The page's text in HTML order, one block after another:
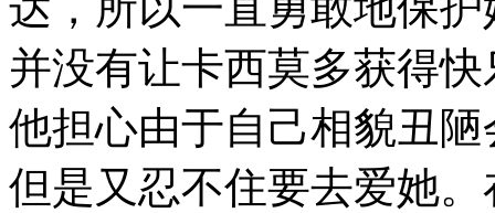
并没有让卡西莫多获得
他担心由于自己相貌丑
但是又忍不住要去爱她